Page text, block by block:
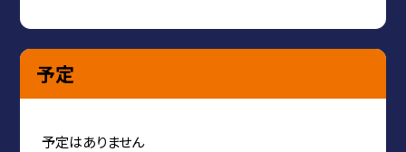
予定
予定はありません